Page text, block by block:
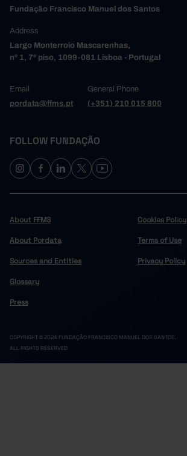
Fundação Francisco Manuel dos Santos
Address
Largo Monterroio Mascarenhas,
nº 1, 7º piso, 1099-081 Lisboa - Portugal
Email
pordata@ffms.pt
General Phone
(+351) 210 015 800
FOLLOW FUNDAÇÃO
About FFMS
About Pordata
Sources and Entities
Glossary
Press
Cookies Policy
Terms of Use
Privacy Policy
COPYRIGHT © 2024 FUNDAÇÃO FRANCISCO MANUEL DOS SANTOS.
ALL RIGHTS RESERVED